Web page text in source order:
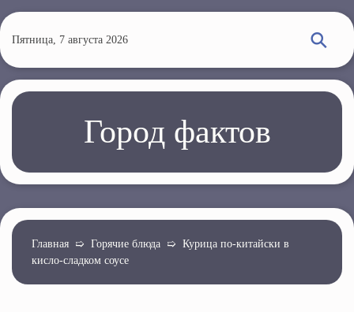
е
р
й
о
н
Пятница, 7 августа 2026
Город фактов
Главная ➯ Горячие блюда ➯ Курица по-китайски в
кисло-сладком соусе